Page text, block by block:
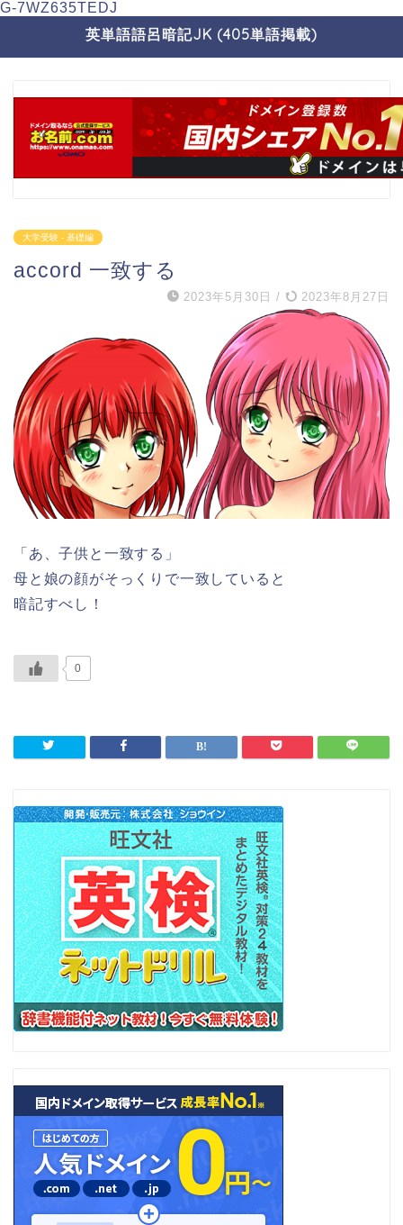
G-7WZ635TEDJ
英単語語呂暗記JK (405単語掲載)
大学受験 - 基礎編
accord 一致する
2023年5月30日 / 2023年8月27日
「あ、子供と一致する」
母と娘の顔がそっくりで一致していると
暗記すべし！
0